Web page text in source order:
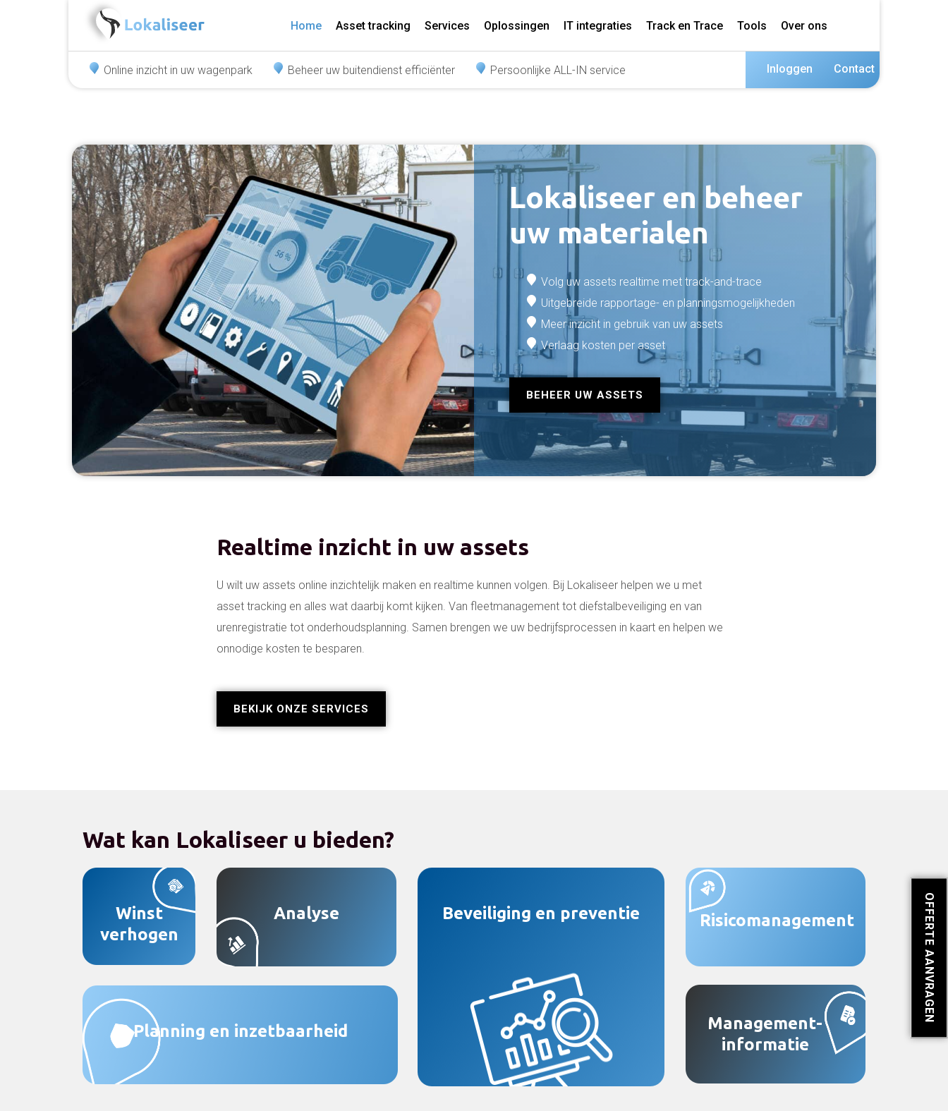
Home Asset tracking Services Oplossingen IT integraties Track en Trace Tools Over ons
Online inzicht in uw wagenpark Beheer uw buitendienst efficiënter Persoonlijke ALL-IN service Inloggen Contact
OFFERTE AANVRAGEN
Lokaliseer en beheer
uw materialen
Volg uw assets realtime met track-and-trace
Uitgebreide rapportage- en planningsmogelijkheden
Meer inzicht in gebruik van uw assets
Verlaag kosten per asset
BEHEER UW ASSETS
Realtime inzicht in uw assets
U wilt uw assets online inzichtelijk maken en realtime kunnen volgen. Bij Lokaliseer helpen we u met
asset tracking en alles wat daarbij komt kijken. Van fleetmanagement tot diefstalbeveiliging en van
urenregistratie tot onderhoudsplanning. Samen brengen we uw bedrijfsprocessen in kaart en helpen we
onnodige kosten te besparen.
BEKIJK ONZE SERVICES
Wat kan Lokaliseer u bieden?
Winst
verhogen
Analyse
Planning en inzetbaarheid
Beveiliging en preventie Risicomanagement
Management-
informatie